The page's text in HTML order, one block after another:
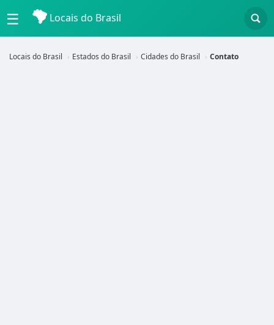
☰ Locais do Brasil
Locais do Brasil Estados do Brasil Cidades do Brasil Contato